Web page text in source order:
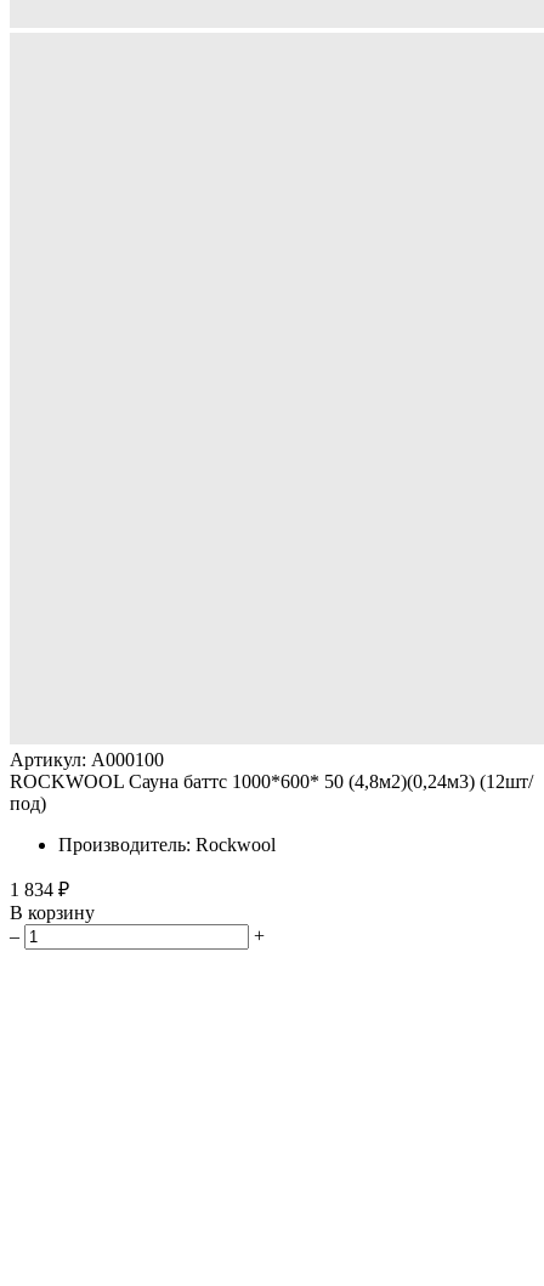
Артикул: A000100
ROCKWOOL Сауна баттс 1000*600* 50 (4,8м2)(0,24м3) (12шт/
под)
Производитель: Rockwool
1 834 ₽
В корзину
–
+